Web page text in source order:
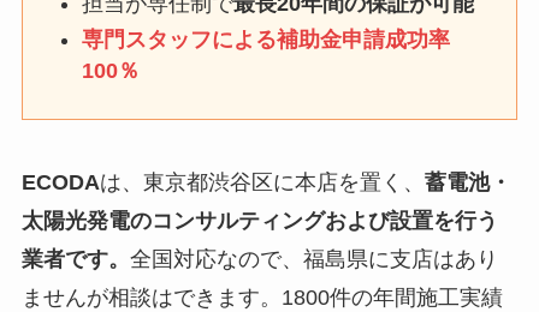
専門スタッフによる補助金申請成功率
100％
ECODAは、東京都渋谷区に本店を置く、 蓄電池・
太陽光発電のコンサルティングおよび設置を行う
業者です。 全国対応なので、福島県に支店はあり
ませんが相談はできます。1800件の年間施工実績